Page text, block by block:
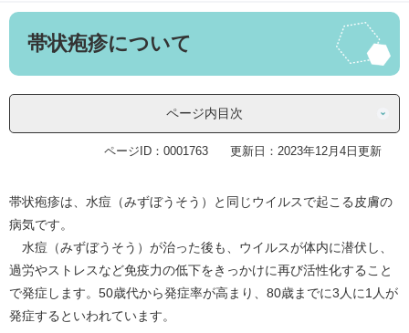
へ
本
帯状疱疹について
ページ内目次
ページID：0001763 更新日：2023年12月4日更新
帯状疱疹は、水痘（みずぼうそう）と同じウイルスで起こる皮膚の
病気です。
水痘（みずぼうそう）が治った後も、ウイルスが体内に潜伏し、
過労やストレスなど免疫力の低下をきっかけに再び活性化すること
で発症します。50歳代から発症率が高まり、80歳までに3人に1人が
発症するといわれています。